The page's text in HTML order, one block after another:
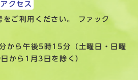
アクセス
ご利用ください。 ファック
から午後5時15分（土曜日・日曜
から1月3日を除く）